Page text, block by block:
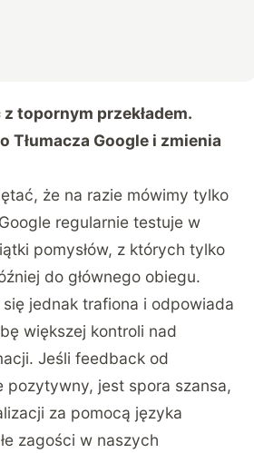
z topornym przekładem.
Tłumacza Google i zmienia
że na razie mówimy tylko
regularnie testuje w
pomysłów, z których tylko
do głównego obiegu.
jednak trafiona i odpowiada
większej kontroli nad
Jeśli feedback od
pozytywny, jest spora szansa,
za pomocą języka
zagości w naszych